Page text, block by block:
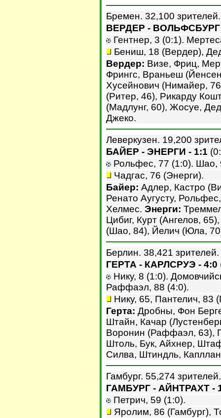
Бремен. 32,100 зрителей.
ВЕРДЕР - ВОЛЬФСБУРГ
Гентнер, 3 (0:1).
Бениш, 18 (Вердер),
Вердер: Визе, Фриц,
Фрингс, Враньеш
Хусейнович (Нимайер,
(Ритер, 46), Рикарду
(Мадлунг, 60), Жосуе,
Джеко.
Леверкузен. 19,200
БАЙЕР - ЭНЕРГИ - 1:1
Рольфес, 77 (1:0). Шао,
Чадгас, 76 (Энерги).
Байер: Адлер, Кастро
Ренато Аугусту,
Хелмес. Энерги:
Цибиг, Курт (Ангелов,
(Шао, 84), Йелич (Юла,
Берлин. 38,421 зрителей.
ГЕРТА - КАРЛСРУЭ - 4:0
Нику, 8 (1:0).
Раффаэл, 88 (4:0).
Нику, 65, Пантелич, 83
Герта: Дробны, Фон
Штайн, Качар
Воронин (Раффаэл, 63),
Штоль, Бук, Айхнер,
Силва, Штиндль,
Гамбург. 55,274 зрителей.
ГАМБУРГ - АЙНТРАХТ -
Петрич, 59 (1:0).
Яролим, 86 (Гамбург),